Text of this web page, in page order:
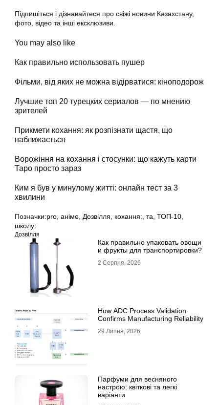
Підпишіться і дізнавайтеся про свіжі новини Казахстану,
фото, відео та інші ексклюзиви.
You may also like
Как правильно использовать пушер
Фільми, від яких не можна відірватися: кіноподорож
Лучшие топ 20 турецких сериалов — по мнению
зрителей
Прикмети кохання: як розпізнати щастя, що
наближається
Ворожіння на кохання і стосунки: що кажуть карти
Таро просто зараз
Ким я був у минулому житті: онлайн тест за 3
хвилини
Позначки:pro аніме Дозвілля кохання: та ТОП-10
школу:
Дозвілля
Как правильно упаковать овощи
и фрукты для транспортировки?
2 Серпня, 2026
How ADC Process Validation
Confirms Manufacturing Reliability
29 Липня, 2026
Парфуми для весняного
настрою: квіткові та легкі
варіанти